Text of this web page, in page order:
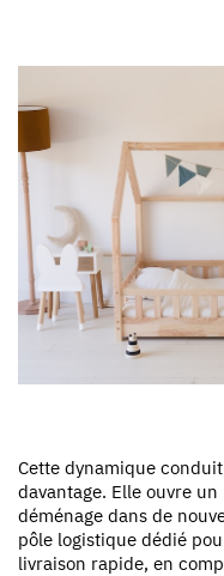
Cette dynamique
davantage. Elle ouvre
déménage dans de
pôle logistique dédié
livraison rapide, en